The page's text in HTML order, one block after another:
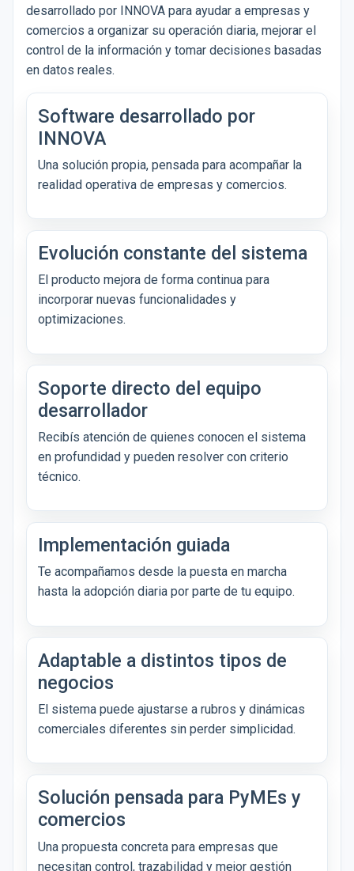
desarrollado por INNOVA para ayudar a empresas y
comercios a organizar su operación diaria, mejorar el
control de la información y tomar decisiones basadas
en datos reales.
Software desarrollado por
INNOVA
Una solución propia, pensada para acompañar la
realidad operativa de empresas y comercios.
Evolución constante del sistema
El producto mejora de forma continua para
incorporar nuevas funcionalidades y
optimizaciones.
Soporte directo del equipo
desarrollador
Recibís atención de quienes conocen el sistema
en profundidad y pueden resolver con criterio
técnico.
Implementación guiada
Te acompañamos desde la puesta en marcha
hasta la adopción diaria por parte de tu equipo.
Adaptable a distintos tipos de
negocios
El sistema puede ajustarse a rubros y dinámicas
comerciales diferentes sin perder simplicidad.
Solución pensada para PyMEs y
comercios
Una propuesta concreta para empresas que
necesitan control, trazabilidad y mejor gestión